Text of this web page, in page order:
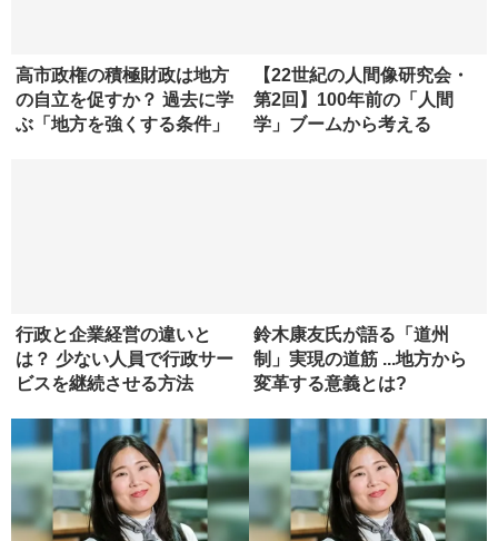
高市政権の積極財政は地方
の自立を促すか？ 過去に学
ぶ「地方を強くする条件」
【22世紀の人間像研究会・
第2回】100年前の「人間
学」ブームから考える
行政と企業経営の違いと
は？ 少ない人員で行政サー
ビスを継続させる方法
鈴木康友氏が語る「道州
制」実現の道筋 ...地方から
変革する意義とは?